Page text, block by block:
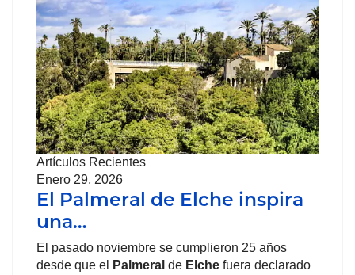
Artículos Recientes
Enero 29, 2026
El Palmeral de Elche inspira
una…
El pasado noviembre se cumplieron 25 años
desde que el
Palmeral de Elche fuera declarado